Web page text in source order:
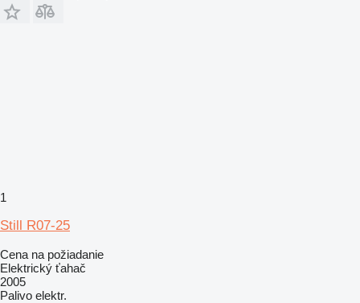
1
Still R07-25
Cena na požiadanie
Elektrický ťahač
2005
Palivo elektr.